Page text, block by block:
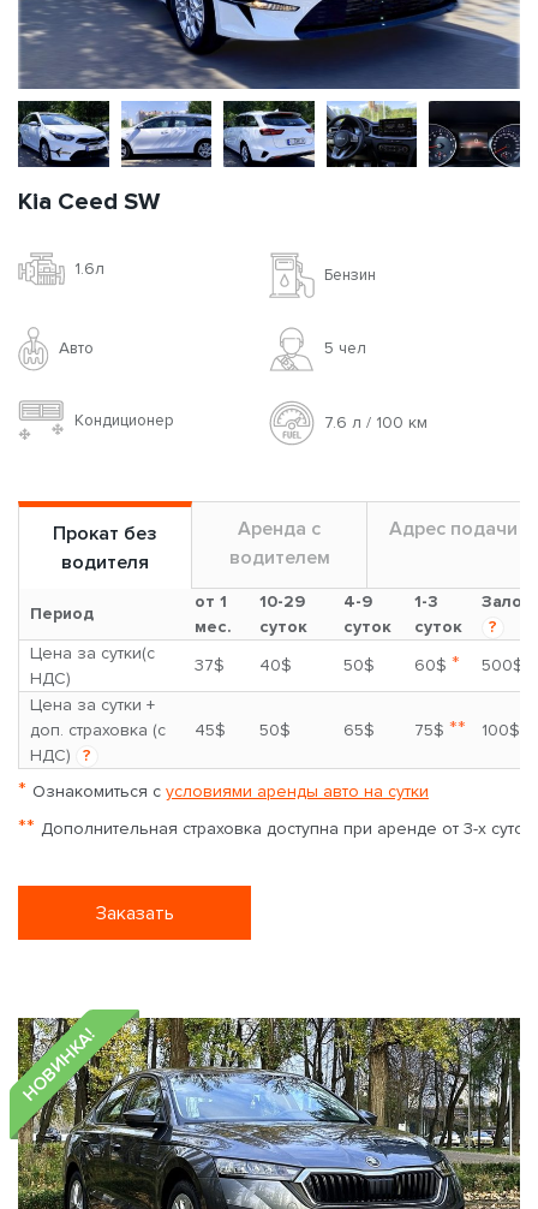
Kia Ceed SW
1.6л Бензин
Авто 5 чел
Кондиционер 7.6 л / 100 км
Прокат без
водителя
Аренда с
водителем
Адрес подачи
Период
от 1
мес.
10-29
суток
4-9
суток
1-3
суток
Залог
?
Цена за сутки(с
НДС)
37$ 40$ 50$ 60$ *
500$
Цена за сутки +
доп. страховка (с
НДС)
?
45$ 50$ 65$ 75$ ** 100$
* Ознакомиться с условиями аренды авто на сутки
** Дополнительная страховка доступна при аренде от 3-х суток
Заказать
НОВИНКА!